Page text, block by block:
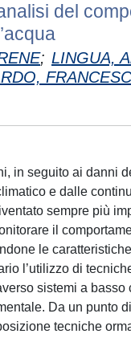
del
; LINGUA,
in seguito ai danni
e dalle
sempre più
il
le
l’utilizzo di
sistemi a basso
Da un punto
tecniche